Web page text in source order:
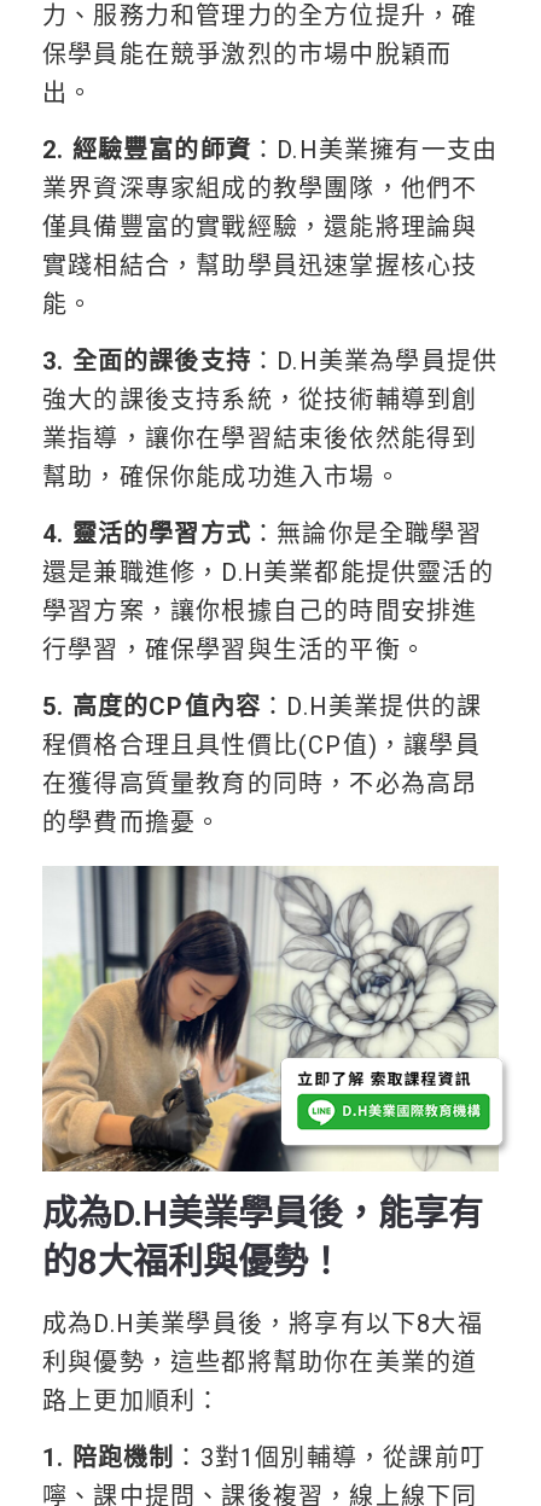
力、服務力和管理力的全方位提升，確
保學員能在競爭激烈的市場中脫穎而
出。
2. 經驗豐富的師資 ：D.H美業擁有一支由
業界資深專家組成的教學團隊，他們不
僅具備豐富的實戰經驗，還能將理論與
實踐相結合，幫助學員迅速掌握核心技
能。
3. 全面的課後支持 ：D.H美業為學員提供
強大的課後支持系統，從技術輔導到創
業指導，讓你在學習結束後依然能得到
幫助，確保你能成功進入市場。
4. 靈活的學習方式 ：無論你是全職學習
還是兼職進修，D.H美業都能提供靈活的
學習方案，讓你根據自己的時間安排進
行學習，確保學習與生活的平衡。
5. 高度的CP值內容 ：D.H美業提供的課
程價格合理且具性價比(CP值)，讓學員
在獲得高質量教育的同時，不必為高昂
的學費而擔憂。
成為D.H美業學員後，能享有
的8大福利與優勢！
成為D.H美業學員後，將享有以下8大福
利與優勢，這些都將幫助你在美業的道
路上更加順利：
1. 陪跑機制 ：3對1個別輔導，從課前叮
嚀、課中提問、課後複習，線上線下同